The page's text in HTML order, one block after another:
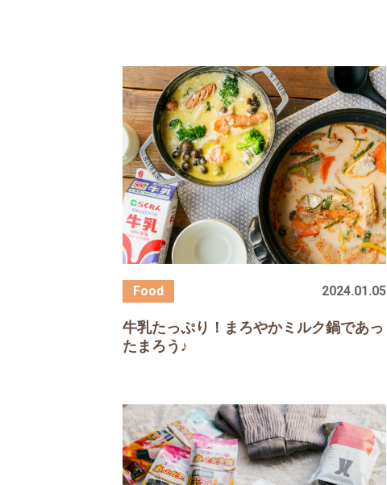
牛乳たっぷり！まろやかミルク鍋であっ
たまろう♪
2024.01.05